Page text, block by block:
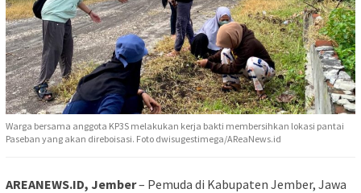
Warga bersama anggota KP3S melakukan kerja bakti membersihkan lokasi pantai
Paseban yang akan direboisasi. Foto dwisugestimega/AReaNews.id
AREANEWS.ID, Jember– Pemuda di Kabupaten Jember, Jawa